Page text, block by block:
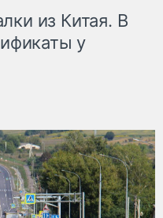
из Китая. В
у